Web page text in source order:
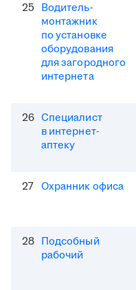
25 Водитель-
монтажник
по установке
оборудования
для загородного
интернета
26 Специалист
в интернет-
аптеку
27 Охранник офиса
28 Подсобный
рабочий